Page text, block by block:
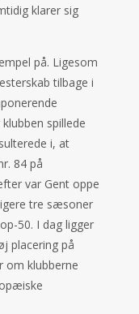
klarer sig
på. Ligesom
tilbage i
spillede
i, at
84 på
var Gent oppe
tre sæsoner
50. I dag ligger
placering på
om klubberne